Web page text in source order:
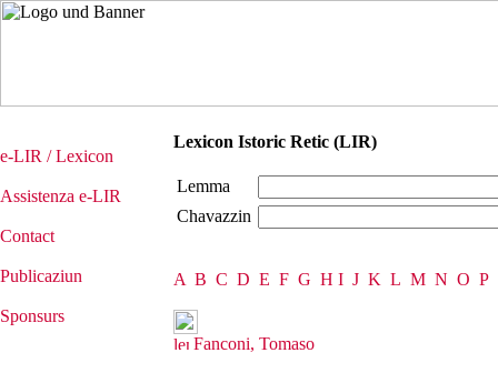
e-LIR / Lexicon
Assistenza e-LIR
Contact
Publicaziun
Sponsurs
Lexicon Istoric Retic (LIR)
Lemma
Chavazzin
A B C D E F G H I J K L M N O P
Fanconi, Tomaso